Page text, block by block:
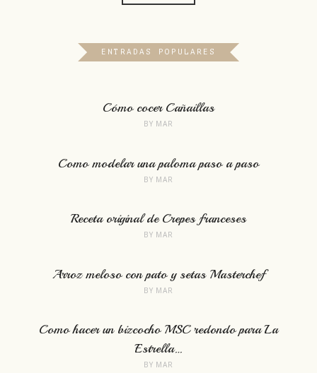
ENTRADAS POPULARES
Cómo cocer Cañaillas
BY MAR
Como modelar una paloma paso a paso
BY MAR
Receta original de Crepes franceses
BY MAR
Arroz meloso con pato y setas Masterchef
BY MAR
Como hacer un bizcocho MSC redondo para La
Estrella…
BY MAR